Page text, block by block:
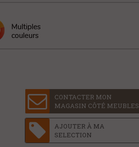
CONTACTER MON
MAGASIN CÔTÉ MEUBLES
AJOUTER À MA
SELECTION